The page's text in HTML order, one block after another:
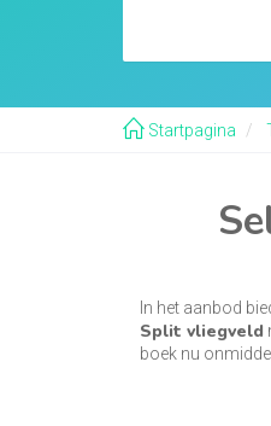
Startpagina
In het aanbod
Split vliegveld
boek nu